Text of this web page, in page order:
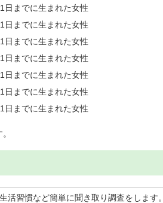
日までに生まれた女性
日までに生まれた女性
日までに生まれた女性
日までに生まれた女性
日までに生まれた女性
日までに生まれた女性
日までに生まれた女性
活習慣など簡単に聞き取り調査をします。